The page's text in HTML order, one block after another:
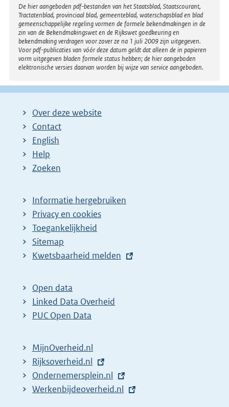
Disclaimer
De hier aangeboden pdf-bestanden van het Staatsblad, Staatscourant,
Tractatenblad, provinciaal blad, gemeenteblad, waterschapsblad en blad
gemeenschappelijke regeling vormen de formele bekendmakingen in de
zin van de Bekendmakingswet en de Rijkswet goedkeuring en
bekendmaking verdragen voor zover ze na 1 juli 2009 zijn uitgegeven.
Voor pdf-publicaties van vóór deze datum geldt dat alleen de in papieren
vorm uitgegeven bladen formele status hebben; de hier aangeboden
elektronische versies daarvan worden bij wijze van service aangeboden.
Over deze website
Contact
English
Help
Zoeken
Informatie hergebruiken
Privacy en cookies
Toegankelijkheid
Sitemap
E
t
e
r
l
i
n
k
Kwetsbaarheid melden
Open data
Linked Data Overheid
PUC Open Data
MijnOverheid.nl
E
x
t
Rijksoverheid.nl
E
x
Ondernemersplein.nl
E
Werkenbijdeoverheid.nl